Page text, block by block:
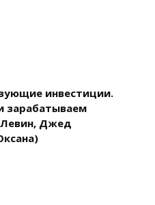
инвестиции.
зарабатываем
Левин, Джед